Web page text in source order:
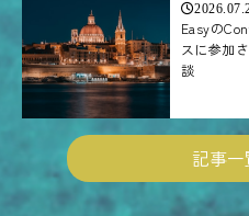
Easyの
スに参加
談
記事